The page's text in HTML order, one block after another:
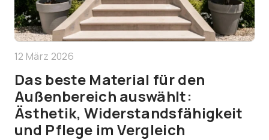
12 März 2026
Das beste Material für den
Außenbereich auswählt:
Ästhetik, Widerstandsfähigkeit
und Pflege im Vergleich